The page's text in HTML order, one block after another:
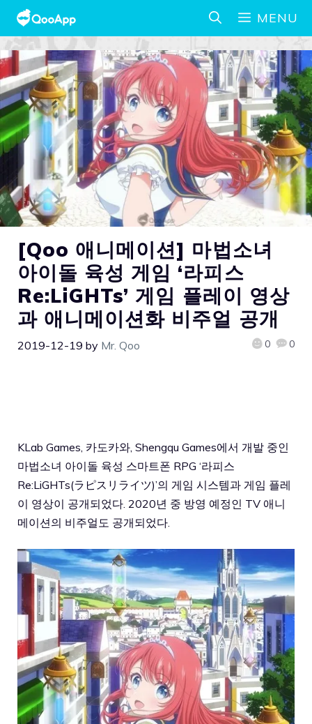
MENU
[Qoo 애니메이션] 마법소녀
아이돌 육성 게임 ‘라피스
Re:LiGHTs’ 게임 플레이 영상
과 애니메이션화 비주얼 공개
2019-12-19 by Mr. Qoo 0 0
KLab Games, 카도카와, Shengqu Games에서 개발 중인
마법소녀 아이돌 육성 스마트폰 RPG ‘라피스
Re:LiGHTs(ラピスリライツ)’의 게임 시스템과 게임 플레
이 영상이 공개되었다. 2020년 중 방영 예정인 TV 애니
메이션의 비주얼도 공개되었다.